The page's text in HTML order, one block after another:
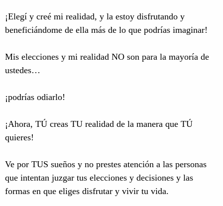
¡Elegí y creé mi realidad, y la estoy disfrutando y
beneficiándome de ella más de lo que podrías imaginar!
Mis elecciones y mi realidad NO son para la mayoría de
ustedes…
¡podrías odiarlo!
¡Ahora, TÚ creas TU realidad de la manera que TÚ
quieres!
Ve por TUS sueños y no prestes atención a las personas
que intentan juzgar tus elecciones y decisiones y las
formas en que eliges disfrutar y vivir tu vida.